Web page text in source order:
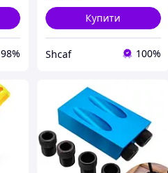
98%
Купити
Shcaf 100%